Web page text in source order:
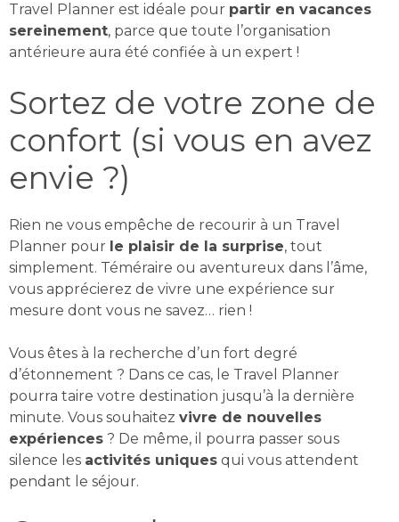
Travel Planner est idéale pour partir en vacances
sereinement, parce que toute l’organisation
antérieure aura été confiée à un expert !
Sortez de votre zone de
confort (si vous en avez
envie ?)
Rien ne vous empêche de recourir à un Travel
Planner pour le plaisir de la surprise, tout
simplement. Téméraire ou aventureux dans l’âme,
vous apprécierez de vivre une expérience sur
mesure dont vous ne savez… rien !
Vous êtes à la recherche d’un fort degré
d’étonnement ? Dans ce cas, le Travel Planner
pourra taire votre destination jusqu’à la dernière
minute. Vous souhaitez vivre de nouvelles
expériences ? De même, il pourra passer sous
silence les activités uniques qui vous attendent
pendant le séjour.